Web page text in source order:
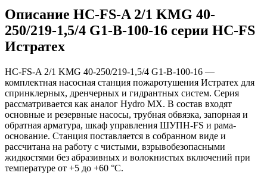
Описание HC-FS-A 2/1 KMG 40-
250/219-1,5/4 G1-B-100-16 серии HC-FS
Истратех
HC-FS-A 2/1 KMG 40-250/219-1,5/4 G1-B-100-16 —
комплектная насосная станция пожаротушения Истратех для
спринклерных, дренчерных и гидрантных систем. Серия
рассматривается как аналог Hydro MX. В состав входят
основные и резервные насосы, трубная обвязка, запорная и
обратная арматура, шкаф управления ШУПН-FS и рама-
основание. Станция поставляется в собранном виде и
рассчитана на работу с чистыми, взрывобезопасными
жидкостями без абразивных и волокнистых включений при
температуре от +5 до +60 °С.